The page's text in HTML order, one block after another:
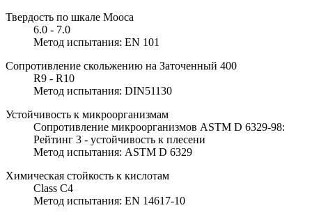
Твердость по шкале Мооса
6.0 - 7.0
Метод испытания: EN 101
Сопротивление скольжению на Заточенный 400
R9 - R10
Метод испытания: DIN51130
Устойчивость к микроорганизмам
Сопротивление микроорганизмов ASTM D 6329-98:
Рейтинг 3 - устойчивость к плесени
Метод испытания: ASTM D 6329
Химическая стойкость к кислотам
Class C4
Метод испытания: EN 14617-10